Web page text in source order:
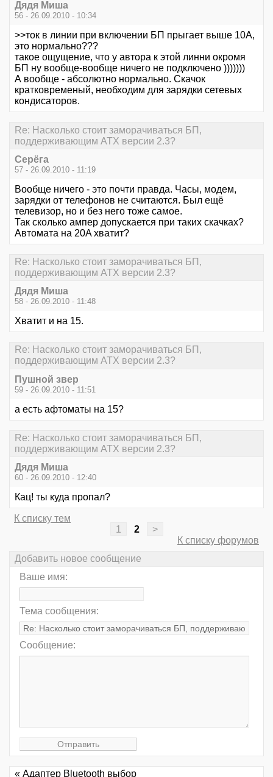
Дядя Миша
56 - 26.09.2010 - 10:34
>>ток в линии при включении БП прыгает выше 10A,
это нормально???
такое ощущение, что у автора к этой линни окромя
БП ну вообще-вообще ничего не подключено )))))))
А вообще - абсолютно нормально. Скачок
кратковременый, необходим для зарядки сетевых
кондисаторов.
Re: Насколько стоит заморачиваться БП,
поддерживающим ATX версии 2.3?
Серёга
57 - 26.09.2010 - 11:19
Вообще ничего - это почти правда. Часы, модем,
зарядки от телефонов не считаются. Был ещё
телевизор, но и без него тоже самое.
Так сколько ампер допускается при таких скачках?
Автомата на 20A хватит?
Re: Насколько стоит заморачиваться БП,
поддерживающим ATX версии 2.3?
Дядя Миша
58 - 26.09.2010 - 11:48
Хватит и на 15.
Re: Насколько стоит заморачиваться БП,
поддерживающим ATX версии 2.3?
Пушной звер
59 - 26.09.2010 - 11:51
а есть афтоматы на 15?
Re: Насколько стоит заморачиваться БП,
поддерживающим ATX версии 2.3?
Дядя Миша
60 - 26.09.2010 - 12:40
Кац! ты куда пропал?
К списку тем
1
2
>
К списку форумов
Добавить новое сообщение
Ваше имя:
Тема сообщения:
Сообщение:
« Адаптер Bluetooth выбор